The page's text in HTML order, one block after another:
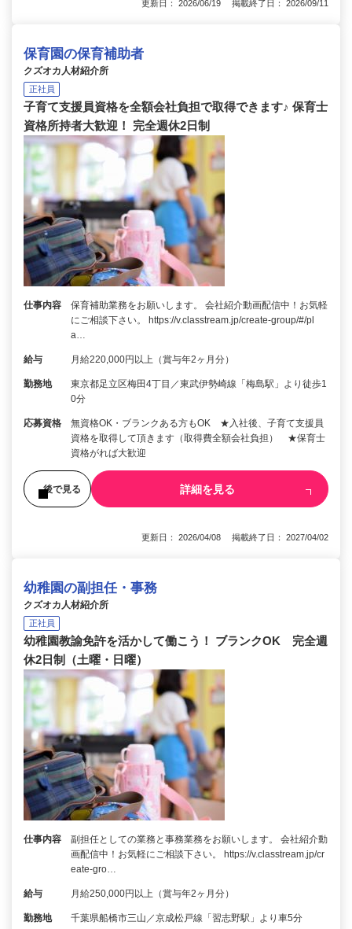
更新日： 2026/06/19 掲載終了日： 2026/09/11
保育園の保育補助者
クズオカ人材紹介所
正社員
子育て支援員資格を全額会社負担で取得できます♪ 保育士
資格所持者大歓迎！ 完全週休2日制
仕事内容
保育補助業務をお願いします。 会社紹介動画配信中！お気軽
にご相談下さい。 https://v.classtream.jp/create-group/#/pl
a…
給与 月給220,000円以上（賞与年2ヶ月分）
勤務地
東京都足立区梅田4丁目／東武伊勢崎線「梅島駅」より徒歩1
0分
応募資格
無資格OK・ブランクある方もOK ★入社後、子育て支援員
資格を取得して頂きます（取得費全額会社負担） ★保育士
資格がれば大歓迎
後で見る 詳細を見る
更新日： 2026/04/08 掲載終了日： 2027/04/02
幼稚園の副担任・事務
クズオカ人材紹介所
正社員
幼稚園教諭免許を活かして働こう！ ブランクOK 完全週
休2日制（土曜・日曜）
仕事内容
副担任としての業務と事務業務をお願いします。 会社紹介動
画配信中！お気軽にご相談下さい。 https://v.classtream.jp/cr
eate-gro…
給与 月給250,000円以上（賞与年2ヶ月分）
勤務地 千葉県船橋市三山／京成松戸線「習志野駅」より車5分